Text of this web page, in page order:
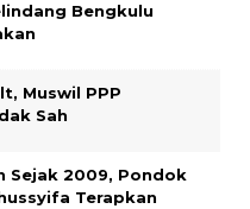
Bengkulu
Muswil PPP
Sah
Sejak 2009, Pondok
Terapkan